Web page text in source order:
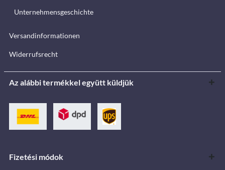
Unternehmensgeschichte
Versandinformationen
Widerrufsrecht
Az alábbi termékkel együtt küldjük
Fizetési módok